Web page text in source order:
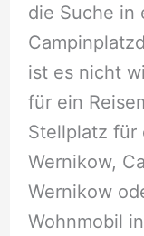
die Suche in
ist es nicht
für ein
Stellplatz für
Wernikow,
Wernikow
Wohnmobil